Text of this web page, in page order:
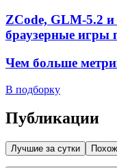
ZCode, GLM-5.2
браузерные игры
Чем больше
В подборку
Публикации
Лучшие за сутки